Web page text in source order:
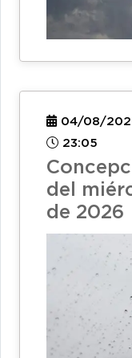
04/08/
23:05
del
de 2026